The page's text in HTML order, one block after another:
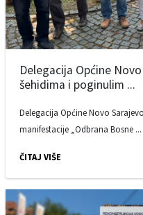
Delegacija Općine
šehidima i poginulim ...
Delegacija Općine Novo
manifestacije „Odbrana Bosne ...
ČITAJ VIŠE